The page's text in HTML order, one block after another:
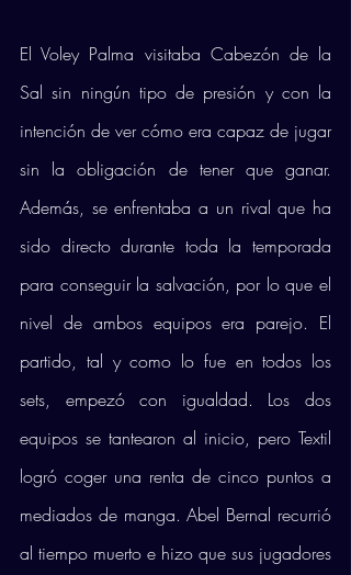
El Voley Palma visitaba Cabezón de la
Sal sin ningún tipo de presión y con la
intención de ver cómo era capaz de jugar
sin la obligación de tener que ganar.
Además, se enfrentaba a un rival que ha
sido directo durante toda la temporada
para conseguir la salvación, por lo que el
nivel de ambos equipos era parejo. El
partido, tal y como lo fue en todos los
sets, empezó con igualdad. Los dos
equipos se tantearon al inicio, pero Textil
logró coger una renta de cinco puntos a
mediados de manga. Abel Bernal recurrió
al tiempo muerto e hizo que sus jugadores